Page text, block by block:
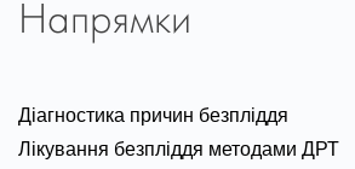
Напрямки
Діагностика причин безпліддя
Лікування безпліддя методами ДРТ